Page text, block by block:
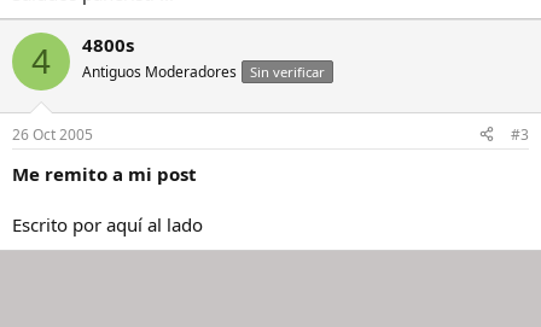
4 4800s
Antiguos Moderadores Sin verificar
26 Oct 2005 #3
Me remito a mi post
Escrito por aquí al lado